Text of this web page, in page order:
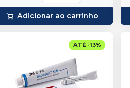
Adicionar ao carrinho
ATÉ -13%